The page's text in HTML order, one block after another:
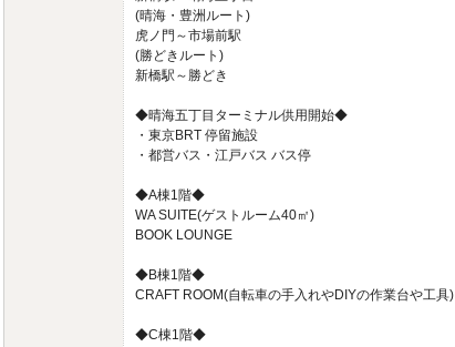
(晴海・豊洲ルート)
虎ノ門～市場前駅
(勝どきルート)
新橋駅～勝どき
◆晴海五丁目ターミナル供用開始◆
・東京BRT 停留施設
・都営バス・江戸バス バス停
◆A棟1階◆
WA SUITE(ゲストルーム40㎡)
BOOK LOUNGE
◆B棟1階◆
CRAFT ROOM(自転車の手入れやDIYの作業台や工具)
◆C棟1階◆